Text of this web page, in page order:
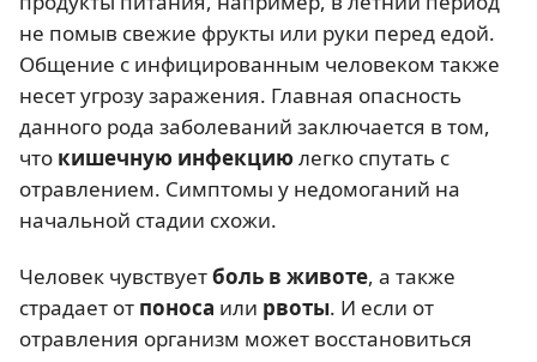
не помыв свежие фрукты или руки перед едой.
Общение с инфицированным человеком также
несет угрозу заражения. Главная опасность
данного рода заболеваний заключается в том,
что кишечную инфекциюлегко спутать с
отравлением. Симптомы у недомоганий на
начальной стадии схожи.
Человек чувствуетболь в животе, а также
страдает от поноса или рвоты. И если от
отравления организм может восстановиться